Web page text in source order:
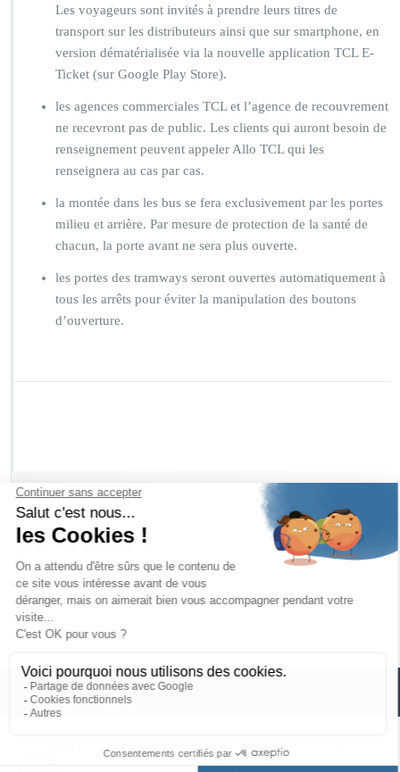
Les voyageurs sont invités à prendre leurs titres de
transport sur les distributeurs ainsi que sur smartphone, en
version dématérialisée via la nouvelle application TCL E-
Ticket (sur Google Play Store).
les agences commerciales TCL et l’agence de recouvrement
ne recevront pas de public. Les clients qui auront besoin de
renseignement peuvent appeler Allo TCL qui les
renseignera au cas par cas.
la montée dans les bus se fera exclusivement par les portes
milieu et arrière. Par mesure de protection de la santé de
chacun, la porte avant ne sera plus ouverte.
les portes des tramways seront ouvertes automatiquement à
tous les arrêts pour éviter la manipulation des boutons
d’ouverture.
Offres d'emploi ·Mentions Légales